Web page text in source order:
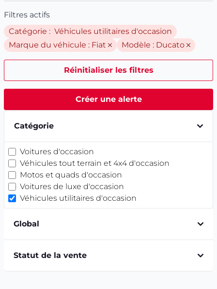
Filtres actifs
Catégorie : Véhicules utilitaires d'occasion
Marque du véhicule : Fiat Modèle : Ducato
Réinitialiser les filtres
Créer une alerte
Catégorie
Voitures d'occasion
Véhicules tout terrain et 4x4 d'occasion
Motos et quads d'occasion
Voitures de luxe d'occasion
Véhicules utilitaires d'occasion
Global
Statut de la vente